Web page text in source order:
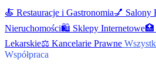
🍝 Restauracje i Gastronomia💅 Salony
Nieruchomości🛍️ Sklepy Internetowe🏥
Lekarskie⚖️ Kancelarie Prawne
Współpraca